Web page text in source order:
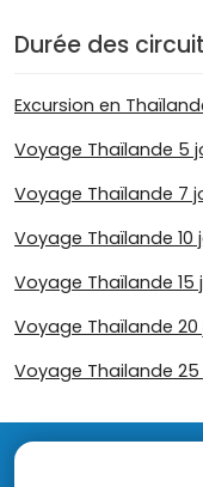
Durée des
Excursion en
Voyage Thaïlande 5
Voyage Thaïlande 7
Voyage Thaïlande 10
Voyage Thaïlande 15
Voyage Thaïlande 20
Voyage Thailande 25